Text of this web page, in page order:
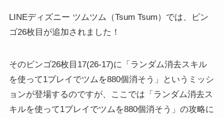
LINEディズニー ツムツム（Tsum Tsum）では、ビン
ゴ26枚目が追加されました！
そのビンゴ26枚目17(26-17)に「ランダム消去スキル
を使って1プレイでツムを880個消そう」というミッシ
ョンが登場するのですが、ここでは「ランダム消去ス
キルを使って1プレイでツムを880個消そう」の攻略に